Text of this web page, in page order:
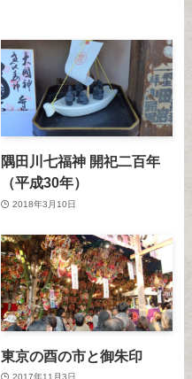
隅田川七福神 開祀二百年
（平成30年）
2018年3月10日
東京の酉の市と御朱印